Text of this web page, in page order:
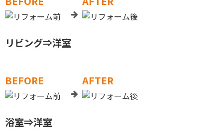
リビング⇒洋室
BEFORE AFTER
浴室⇒洋室